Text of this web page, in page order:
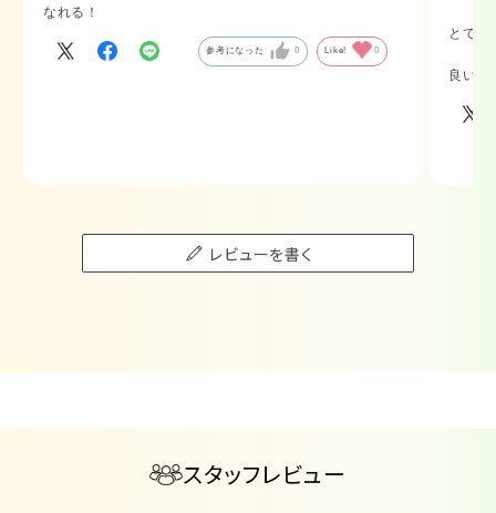
なれる！
参考になった 0 Like! 0
とても
良い香
レビューを書く
スタッフレビュー